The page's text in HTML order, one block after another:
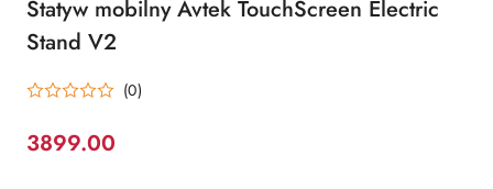
Statyw mobilny Avtek TouchScreen Electric
Stand V2
(0)
Cena:
3899.00